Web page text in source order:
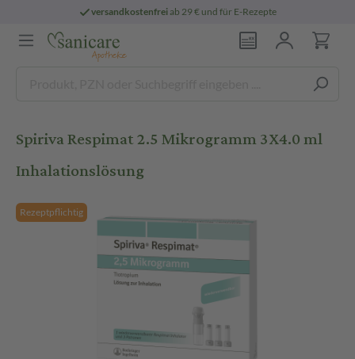
versandkostenfreiab 29 € und für E-Rezepte
Spiriva Respimat 2.5 Mikrogramm 3X4.0 ml
Inhalationslösung
Rezeptpflichtig